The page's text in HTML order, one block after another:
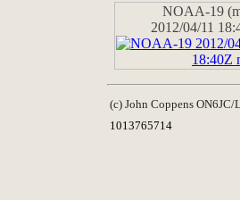
NOAA-19
2012/04/11
(c) John Coppens ON6JC/
1013765714